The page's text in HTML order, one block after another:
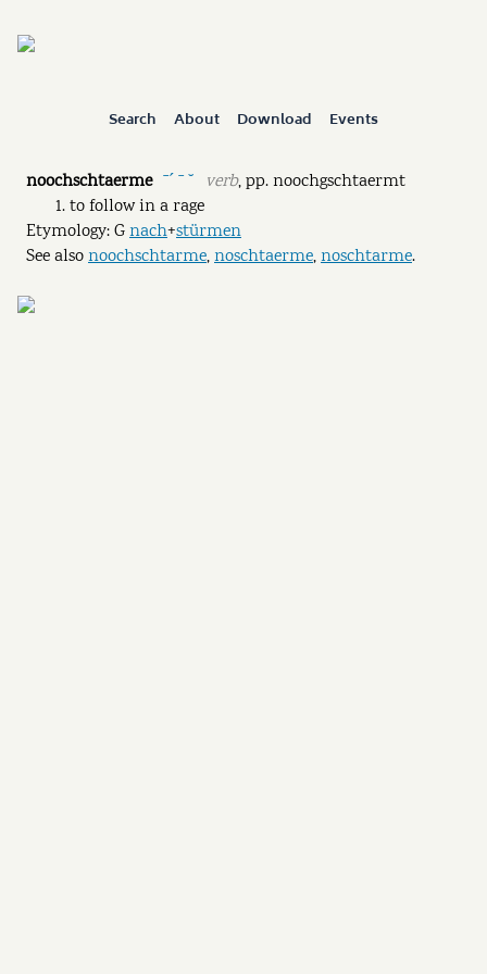
Search About Download Events
noochschtaerme ˉˊ ˉ ˘ verb,pp.noochgschtaermt
to follow in a rage
Etymology: Gnach+stürmen
See alsonoochschtarme,noschtaerme,noschtarme.